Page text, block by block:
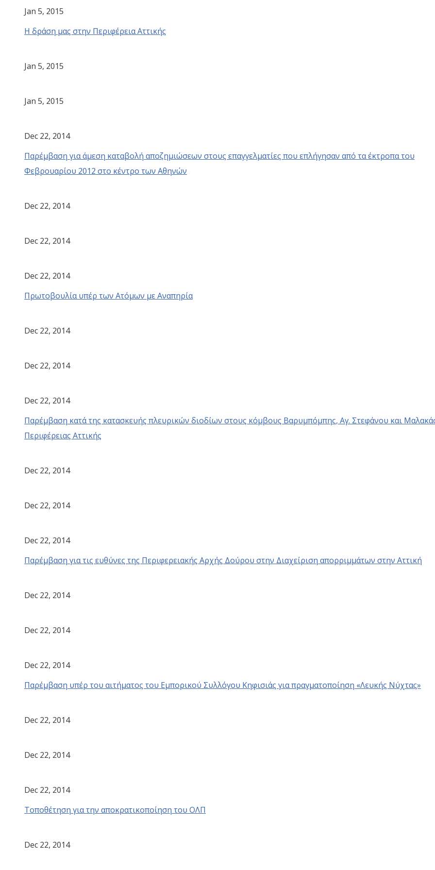
Jan 5, 2015
Η δράση μας στην Περιφέρεια Αττικής
Jan 5, 2015
Jan 5, 2015
Dec 22, 2014
Παρέμβαση για άμεση καταβολή αποζημιώσεων στους επαγγελματίες που επλήγησαν από τα έκτροπα του
Φεβρουαρίου 2012 στο κέντρο των Αθηνών
Dec 22, 2014
Dec 22, 2014
Dec 22, 2014
Πρωτοβουλία υπέρ των Ατόμων με Αναπηρία
Dec 22, 2014
Dec 22, 2014
Dec 22, 2014
Παρέμβαση κατά της κατασκευής πλευρικών διοδίων στους κόμβους Βαρυμπόμπης, Αγ. Στεφάνου και
Περιφέρειας Αττικής
Dec 22, 2014
Dec 22, 2014
Dec 22, 2014
Παρέμβαση για τις ευθύνες της Περιφερειακής Αρχής Δούρου στην Διαχείριση απορριμμάτων στην Αττική
Dec 22, 2014
Dec 22, 2014
Dec 22, 2014
Παρέμβαση υπέρ του αιτήματος του Εμπορικού Συλλόγου Κηφισιάς για πραγματοποίηση «Λευκής Νύχτας»
Dec 22, 2014
Dec 22, 2014
Dec 22, 2014
Τοποθέτηση για την αποκρατικοποίηση του ΟΛΠ
Dec 22, 2014